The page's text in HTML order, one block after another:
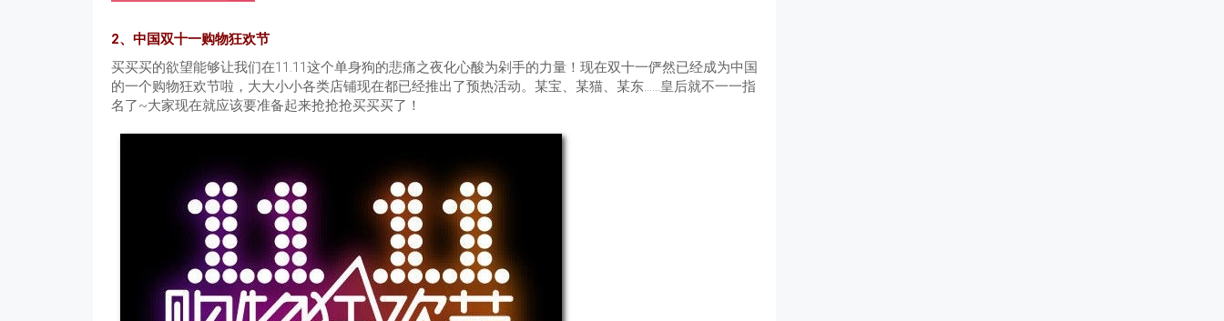
2、中国双十一购物狂欢节
买买买的欲望能够让我们在11.11这个单身狗的悲痛之夜化心酸为剁手的力量！现在双十一俨然已经成为中国
的一个购物狂欢节啦，大大小小各类店铺现在都已经推出了预热活动。某宝、某猫、某东……皇后就不一一指
名了~大家现在就应该要准备起来抢抢抢买买买了！